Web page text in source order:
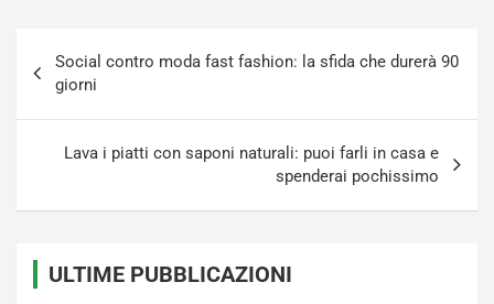
articoli
Social contro moda fast fashion: la sfida che durerà 90
giorni
Lava i piatti con saponi naturali: puoi farli in casa e
spenderai pochissimo
ULTIME PUBBLICAZIONI